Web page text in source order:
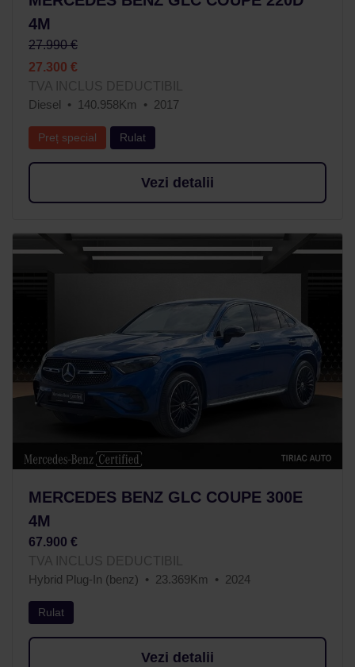
4M
27.990 €
27.300 €
TVA INCLUS DEDUCTIBIL
Diesel
140.958Km 2017
Preț special Rulat
Vezi detalii
MERCEDES BENZ GLC COUPE 300E
4M
67.900 €
TVA INCLUS DEDUCTIBIL
Hybrid Plug-In (benz)
23.369Km 2024
Rulat
Vezi detalii